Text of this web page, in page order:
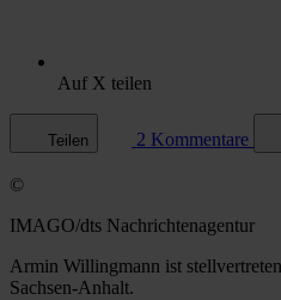
Auf X teilen
Teilen 2 Kommentare
©
IMAGO/dts Nachrichtenagentur
Armin Willingmann ist
Sachsen-Anhalt.